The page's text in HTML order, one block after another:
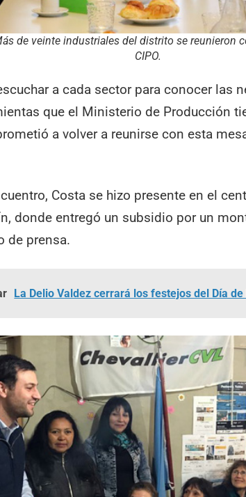
de veinte industriales del distrito se reunieron
CIPO.
a cada sector para conocer las
que el Ministerio de Producción
a volver a reunirse con esta
Costa se hizo presente en el
donde entregó un subsidio por un
de prensa.
La Delio Valdez cerrará los festejos del Día